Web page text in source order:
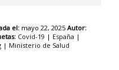
el: mayo 22, 2025 Autor:
Covid-19 | España |
| Ministerio de Salud